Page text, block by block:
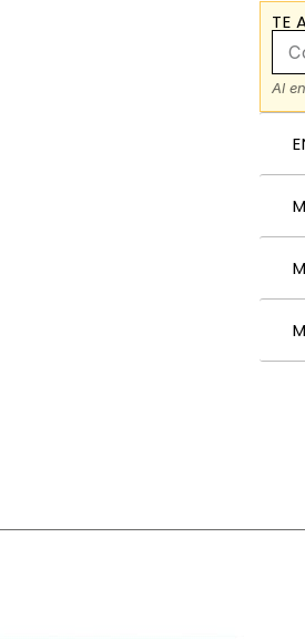
TE
Al